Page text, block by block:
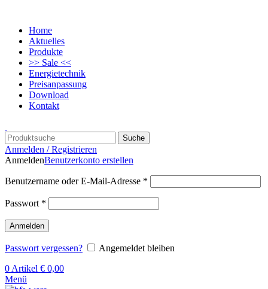
Home
Aktuelles
Produkte
>> Sale <<
Energietechnik
Preisanpassung
Download
Kontakt
Suche
Anmelden / Registrieren
AnmeldenBenutzerkonto erstellen
Benutzername oder E-Mail-Adresse *
Passwort *
Anmelden
Passwort vergessen?
Angemeldet bleiben
0 Artikel € 0,00
Menü